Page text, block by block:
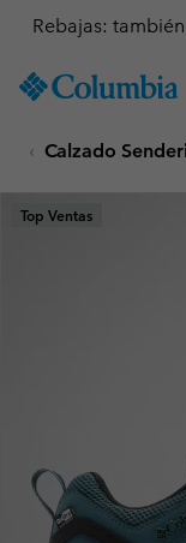
TO
SKIP
MAIN
NAV
Rebajas:
Calzado
Top Ventas